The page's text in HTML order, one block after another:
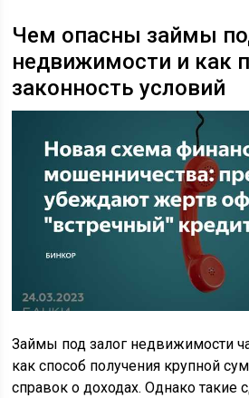
Чем опасны займы
недвижимости и как
законность условий
Займы под залог недвижимости
как способ получения крупной
справок о доходах. Однако такие